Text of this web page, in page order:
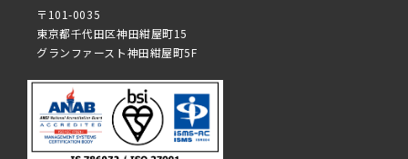
〒101-0035
東京都千代田区神田紺屋町15
グランファースト神田紺屋町5F